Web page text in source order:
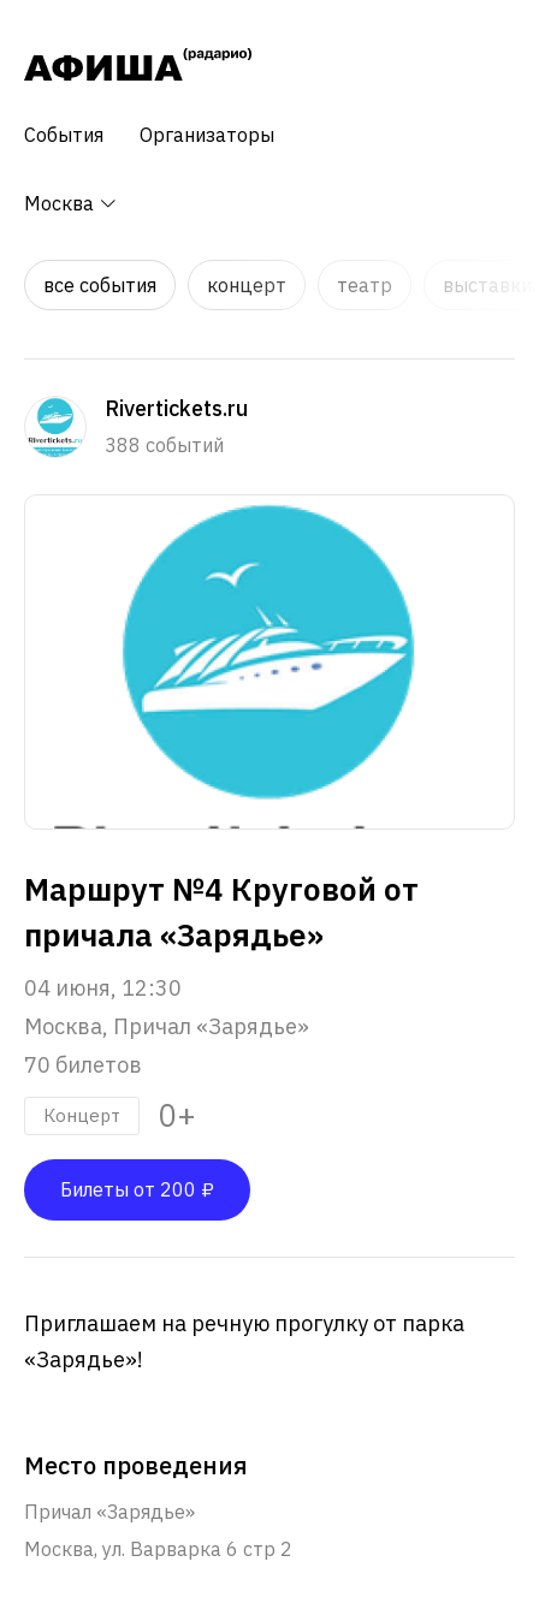
События Организаторы
Москва
все события концерт театр
Rivertickets.ru
388 событий
Маршрут №4 Круговой от
причала «Зарядье»
04 июня, 12:30
Москва, Причал «Зарядье»
70 билетов
Концерт 0+
Билеты от 200 ₽
Приглашаем на речную прогулку от парка
«Зарядье»!
Место проведения
Причал «Зарядье»
Москва, ул. Варварка 6 стр 2